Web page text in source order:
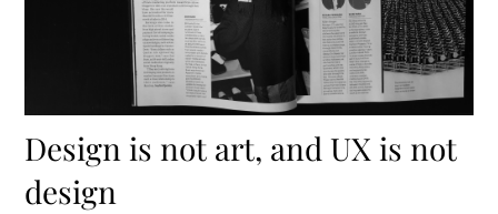
Design is not art, and UX is not
design